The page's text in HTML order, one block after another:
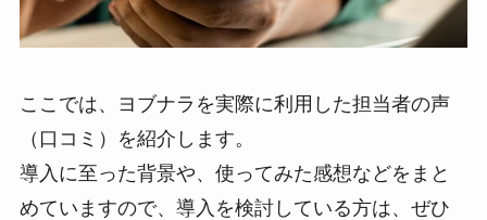
ここでは、ヨブナラを実際に利用した担当者の声
（口コミ）を紹介します。
導入に至った背景や、使ってみた感想などをまと
めていますので、導入を検討している方は、ぜひ